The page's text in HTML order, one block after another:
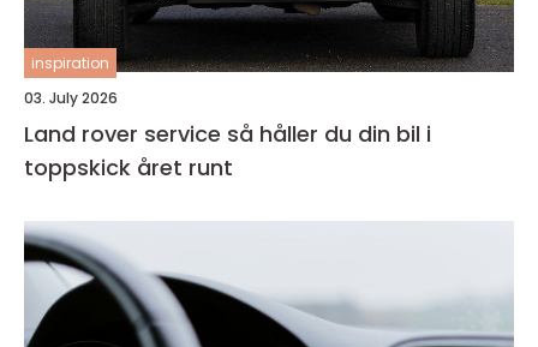
inspiration
03. July 2026
Land rover service så håller du din bil i
toppskick året runt